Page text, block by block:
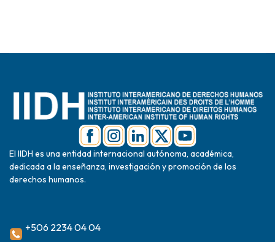
El IIDH es una entidad internacional autónoma, académica,
dedicada a la enseñanza, investigación y promoción de los
derechos humanos.
+506 2234 04 04